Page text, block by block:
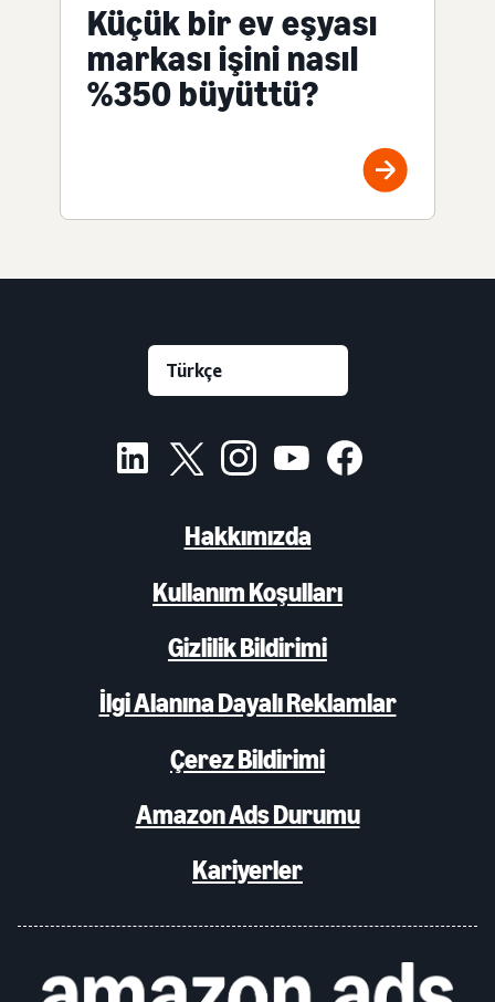
Küçük bir ev eşyası
markası işini nasıl
%350 büyüttü?
Hakkımızda
Kullanım Koşulları
Gizlilik Bildirimi
İlgi Alanına Dayalı Reklamlar
Çerez Bildirimi
Amazon Ads Durumu
Kariyerler